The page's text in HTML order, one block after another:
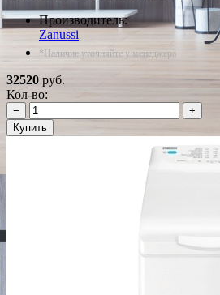
Производитель:
Zanussi
*Наличие уточняйте у менеджера
32520 руб.
Кол-во:
−
+
Купить